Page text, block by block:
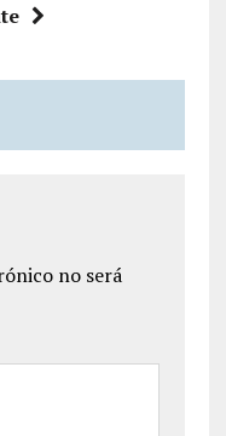
no será